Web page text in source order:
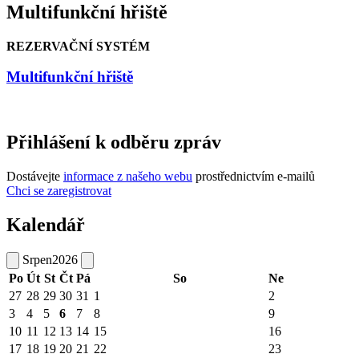
Multifunkční hřiště
REZERVAČNÍ SYSTÉM
Multifunkční hřiště
Přihlášení k odběru zpráv
Dostávejte informace z našeho webu prostřednictvím e-mailů
Chci se zaregistrovat
Kalendář
Srpen2026
Po Út St Čt Pá So
Ne
27 28 29 30 31 1
2
3
4 5 6 7 8
9
10 11 12 13 14 15
16
17 18 19 20 21 22
23